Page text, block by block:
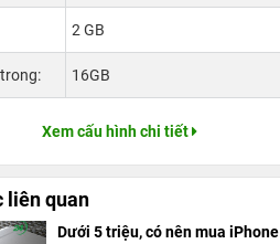
2 GB
16GB
Xem cấu hình chi tiết
liên quan
Dưới 5 triệu, có nên mua iPhone